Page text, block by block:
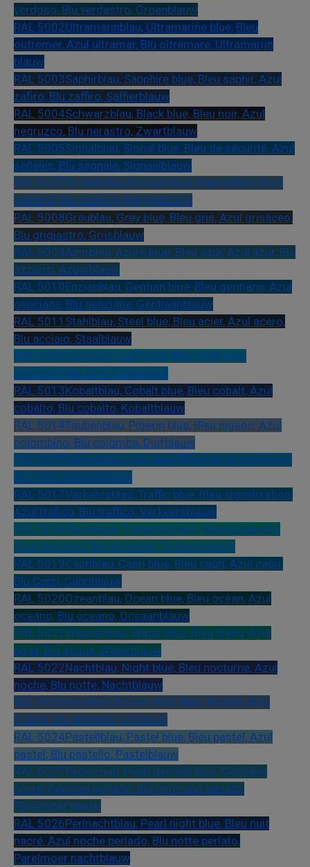
verdoso, Blu verdastro, Groenblauw
RAL 5002Ultramarinblau, Ultramarine blue, Bleu
outremer, Azul ultramar, Blu oltremare, Ultramarijn
blauw
RAL 5003Saphirblau, Sapphire blue, Bleu saphir, Azul
zafiro, Blu zaffiro, Saffierblauw
RAL 5004Schwarzblau, Black blue, Bleu noir, Azul
negruzco, Blu nerastro, Zwartblauw
RAL 5005Signalblau, Signal blue, Bleu de sécurité, Azul
señales, Blu segnale, Signaalblauw
RAL 5007Brillantblau, Brilliant blue, Bleu brillant, Azul
brillante, Blu brillante, Briljantblauw
RAL 5008Graublau, Grey blue, Bleu gris, Azul grisáceo,
Blu grigiastro, Grijsblauw
RAL 5009Azurblau, Azure blue, Bleu azur, Azul azur, Blu
azzurro, Azuurblauw
RAL 5010Enzianblau, Gentian blue, Bleu gentiane, Azul
genciana, Blu genziana, Gentiaanblauw
RAL 5011 Stahlblau, Steel blue, Bleu acier, Azul acero,
Blu acciaio, Staalblauw
RAL 5012Lichtblau, Light blue, Bleu clair, Azul
luminoso, Blu luce, Lichtblauw
RAL 5013Kobaltblau, Cobalt blue, Bleu cobalt, Azul
cobalto, Blu cobalto, Kobaltblauw
RAL 5014Taubenblau, Pigeon blue, Bleu pigeon, Azul
colombino, Blu colomba, Duifblauw
RAL 5015Himmelblau, Sky blue, Bleu ciel, Azul celeste,
Blu cielo, Hemelsblauw
RAL 5017Verkehrsblau, Traffic blue, Bleu signalisation,
Azul tráfico, Blu traffico, Verkeersblauw
RAL 5018Türkisblau, Turquoise blue, Bleu turquoise,
Azul turquesa, Blu turchese, Turkooisblauw
RAL 5019Capriblau, Capri blue, Bleu capri, Azul capri,
Blu Capri, Capriblauw
RAL 5020Ozeanblau, Ocean blue, Bleu océan, Azul
oceano, Blu oceano, Oceaanblauw
RAL 5021 Wasserblau, Water blue, Bleu d’eau, Azul
agua, Blu acqua, Waterblauw
RAL 5022Nachtblau, Night blue, Bleu nocturne, Azul
noche, Blu notte, Nachtblauw
RAL 5023Fernblau, Distant blue, Bleu distant, Azul
lejanía, Blu distante, Verblauw
RAL 5024Pastellblau, Pastel blue, Bleu pastel, Azul
pastel, Blu pastello, Pastelblauw
RAL 5025Perlenzian, Pearl gentian blue, Gentiane
nacré, Gencian perlado, Blu genziana perlato,
Parelmoer blauw
RAL 5026Perlnachtblau, Pearl night blue, Bleu nuit
nacré, Azul noche perlado, Blu notte perlato,
Parelmoer nachtblauw